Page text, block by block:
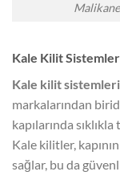
Kale Kilit
Kale kilit sistemleri
markalarından
kapılarında
Kale kilitler,
sağlar, bu da